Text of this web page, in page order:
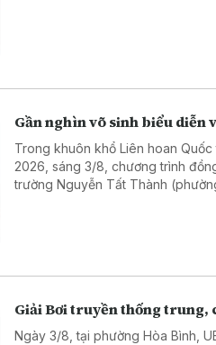
Gần nghìn võ sinh biểu diễn
Trong khuôn khổ Liên hoan
2026, sáng 3/8, chương trình
trường Nguyễn Tất Thành
Giải Bơi truyền thống trung,
Ngày 3/8, tại phường Hòa Bình,